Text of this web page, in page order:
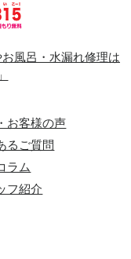
風呂・水漏れ修理は
お客様の声
るご質問
ラム
フ紹介